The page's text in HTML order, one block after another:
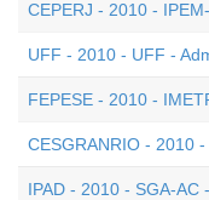
CEPERJ - 2010 -
UFF - 2010 - UFF -
FEPESE - 2010 -
CESGRANRIO - 2010
IPAD - 2010 - SGA-AC